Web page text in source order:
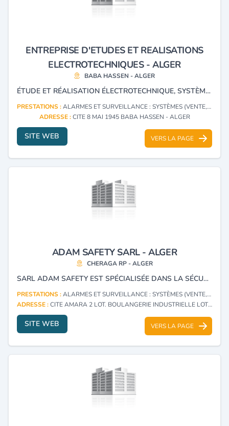
ENTREPRISE D'ETUDES ET REALISATIONS
ELECTROTECHNIQUES - ALGER
BABA HASSEN - ALGER
ÉTUDE ET RÉALISATION ÉLECTROTECHNIQUE, SYSTÈME D'ALARME, SYSTÈME DE SÉCURITÉ, SYSTÈME DE STANDARD TÉLÉPHONIQUE, ET SYSTÈME DE RÉSEAUX INFORMATIQUES. RÉALISATION ÉLECTRICITÉ BÂTIMENT ET ÉLECTRICITÉ INDUSTRIELLE.
PRESTATIONS :ALARMES ET SURVEILLANCE : SYSTÈMES (VENTE, INSTALLATION)
ADRESSE :CITE 8 MAI 1945 BABA HASSEN - ALGER
SITE WEB VERS LA PAGE
ADAM SAFETY SARL - ALGER
CHERAGA RP - ALGER
SARL ADAM SAFETY EST SPÉCIALISÉE DANS LA SÉCURTÉ ÉLECTRONIQUE TELLE QUE LA VIDÉOSURVÉILLANCE, LA DÉTECTION D'INTRUSION, LE CONTRÔLE D'ACCÈS ET LA GESTION DU TEMPS, IMPORTATION, DISTRIBUTION ET INSTALLATION DES ÉQUIPEMENTS.
PRESTATIONS :ALARMES ET SURVEILLANCE : SYSTÈMES (VENTE, INSTALLATION)
ADRESSE :CITE AMARA 2 LOT. BOULANGERIE INDUSTRIELLE LOT 237 CHERAGA RP - ALGER
SITE WEB VERS LA PAGE